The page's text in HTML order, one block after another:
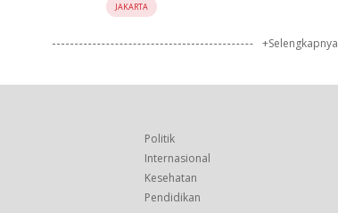
JAKARTA
+Selengkapnya
Politik
Internasional
Kesehatan
Pendidikan